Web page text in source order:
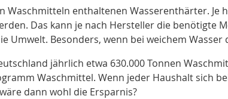
Waschmitteln enthaltenen Wasserenthärter.
Das kann je nach Hersteller die benötigte
Umwelt. Besonders, wenn bei weichem
jährlich etwa 630.000 Tonnen
Waschmittel. Wenn jeder Haushalt sich
dann wohl die Ersparnis?